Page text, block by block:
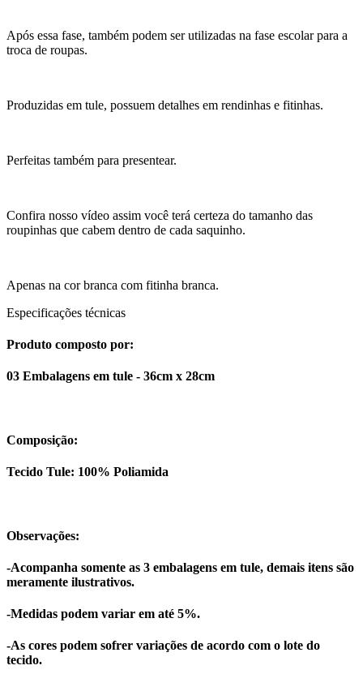
Após essa fase, também podem ser utilizadas na fase escolar para a
troca de roupas.
Produzidas em tule, possuem detalhes em rendinhas e fitinhas.
Perfeitas também para presentear.
Confira nosso vídeo assim você terá certeza do tamanho das
roupinhas que cabem dentro de cada saquinho.
Apenas na cor branca com fitinha branca.
Especificações técnicas
Produto composto por:
03 Embalagens em tule - 36cm x 28cm
Composição:
Tecido Tule: 100% Poliamida
Observações:
-Acompanha somente as 3 embalagens em tule, demais itens são
meramente ilustrativos.
-Medidas podem variar em até 5%.
-As cores podem sofrer variações de acordo com o lote do
tecido.